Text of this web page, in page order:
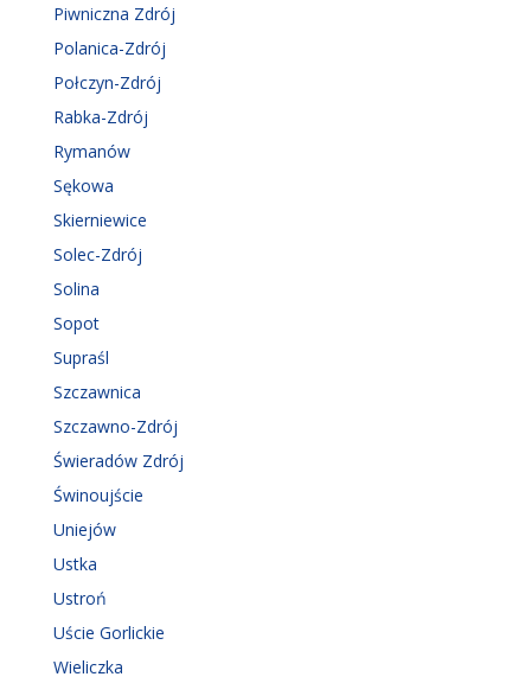
Piwniczna Zdrój
Polanica-Zdrój
Połczyn-Zdrój
Rabka-Zdrój
Rymanów
Sękowa
Skierniewice
Solec-Zdrój
Solina
Sopot
Supraśl
Szczawnica
Szczawno-Zdrój
Świeradów Zdrój
Świnoujście
Uniejów
Ustka
Ustroń
Uście Gorlickie
Wieliczka